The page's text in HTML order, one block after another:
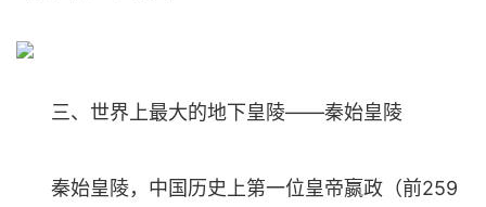
三、世界上最大的地下皇陵——秦始皇陵
秦始皇陵，中国历史上第一位皇帝嬴政（前259